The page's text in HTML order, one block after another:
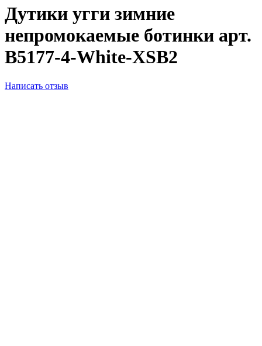
Дутики угги зимние
непромокаемые ботинки арт.
B5177-4-White-XSB2
Написать отзыв